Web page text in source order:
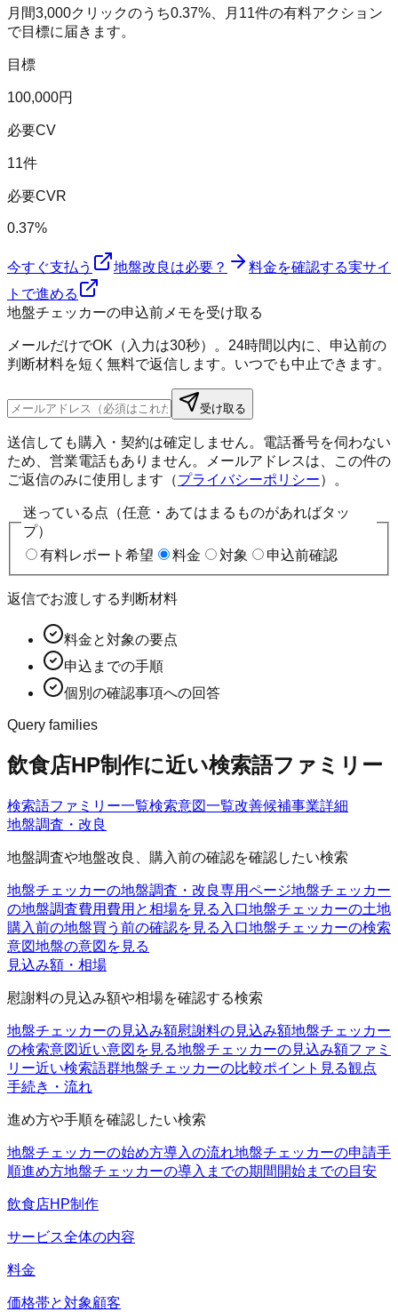
月間3,000クリックのうち0.37%、月 11件の有料アクション
で目標に届きます。
目標
100,000円
必要CV
11件
必要CVR
0.37%
今すぐ支払う 地盤改良は必要？ 料金を確認する実サイ
トで進める
地盤チェッカーの申込前メモを受け取る
メールだけでOK（入力は30秒）。24時間以内に、申込前の
判断材料を短く無料で返信します。いつでも中止できます。
受け取る
送信しても購入・契約は確定しません。電話番号を伺わない
ため、営業電話もありません。メールアドレスは、この件の
ご返信のみに使用します（プライバシーポリシー）。
迷っている点（任意・あてはまるものがあればタッ
プ）
有料レポート希望
料金 対象 申込前確認
返信でお渡しする判断材料
料金と対象の要点
申込までの手順
個別の確認事項への回答
Query families
飲食店HP制作に近い検索語ファミリー
検索語ファミリー一覧検索意図一覧改善候補事業詳細
地盤調査・改良
地盤調査や地盤改良、購入前の確認を確認したい検索
地盤チェッカーの地盤調査・改良専用ページ地盤チェッカー
の地盤調査費用 費用と相場を見る入口地盤チェッカーの土地
購入前の地盤買う前の確認を見る入口地盤チェッカーの検索
意図地盤の意図を見る
見込み額・相場
慰謝料の見込み額や相場を確認する検索
地盤チェッカーの見込み額慰謝料の見込み額地盤チェッカー
の検索意図近い意図を見る地盤チェッカーの見込み額ファミ
リー近い検索語群地盤チェッカーの比較ポイント 見る観点
手続き・流れ
進め方や手順を確認したい検索
地盤チェッカーの始め方導入の流れ地盤チェッカーの申請手
順進め方地盤チェッカーの導入までの期間 開始までの目安
飲食店HP制作
サービス全体の内容
料金
価格帯と対象顧客